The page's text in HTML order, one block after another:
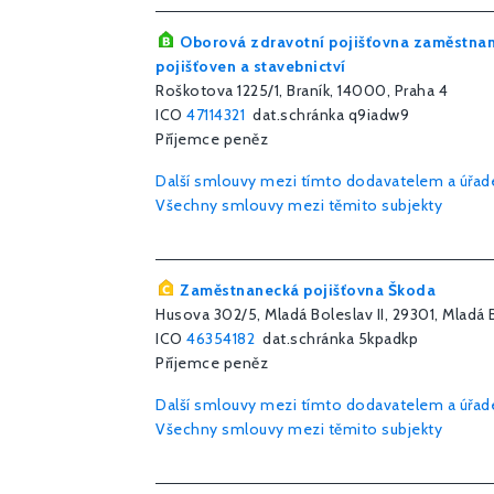
Oborová zdravotní pojišťovna
pojišťoven a stavebnictví
Roškotova 1225/1, Braník, 14000, Praha 4
ICO 47114321 dat.schránka q9iadw9
Příjemce peněz
Další smlouvy mezi tímto dodavatelem a
Všechny smlouvy mezi těmito subjekty
Zaměstnanecká pojišťovna Škoda
Husova 302/5, Mladá Boleslav II, 29301, Mladá
ICO 46354182 dat.schránka 5kpadkp
Příjemce peněz
Další smlouvy mezi tímto dodavatelem a
Všechny smlouvy mezi těmito subjekty